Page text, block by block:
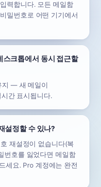
력합니다. 모든 메일함
밀번호로 어떤 기기에서
스크톱에서 동시 접근할
지 — 새 메일이
간 표시됩니다.
설정할 수 있나?
재설정이 없습니다(복
번호를 잃었다면 메일함
세요. Pro 계정에는 완전